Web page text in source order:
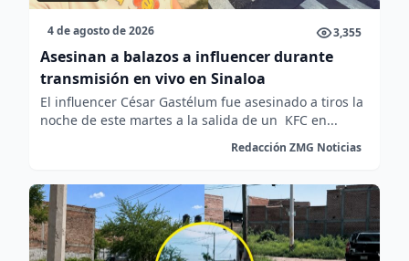
4 de agosto de 2026 3,355
Asesinan a balazos a influencer durante
transmisión en vivo en Sinaloa
El influencer César Gastélum fue asesinado a tiros la
noche de este martes a la salida de un KFC en...
Redacción ZMG Noticias